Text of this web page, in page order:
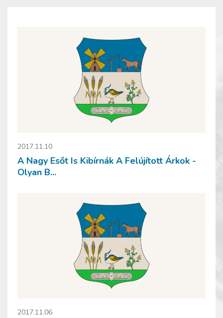
2017.11.10
A Nagy Esőt Is Kibírnák A Felújított Árkok -
Olyan B...
2017.11.06